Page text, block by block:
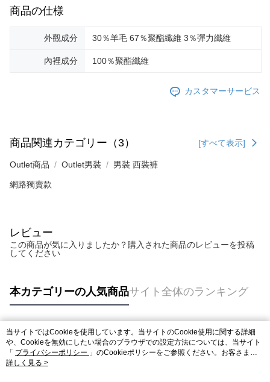
商品の仕様
外觀成分 30％羊毛 67％聚酯纖維 3％彈力纖維
內裡成分 100％聚酯纖維
カスタマーサービス
商品関連カテゴリー（3） [すべて表示]
Outlet商品 Outlet男裝 男裝 西裝褲
網路獨賣款
レビュー
この商品が気に入りましたか？購入された商品のレビューを投稿
してください
本カテゴリーの人気商品サイト全体のランキング
人気タグ
当サイトではCookieを使用しています。当サイトのCookie使用に関する詳細
や、Cookieを無効にしたい場合のブラウザでの設定方法については、当サイト
「 プライバシーポリシー 」のCookieポリシーをご参照ください。お客さま
が、当サイトを引き続き使用される場合、当社がサイト利用規約のCookieポリ
詳しく見る >